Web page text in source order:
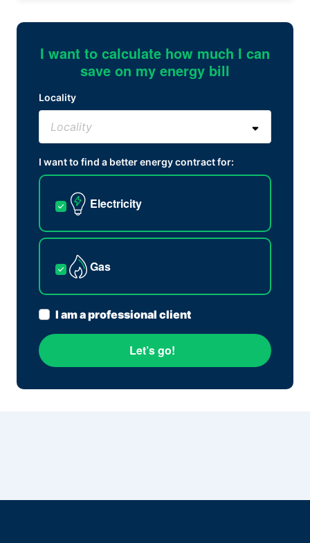
I want to calculate how much I can
save on my energy bill
Locality
I want to find a better energy contract for:
Electricity
Gas
I am a professional client
Let’s go!